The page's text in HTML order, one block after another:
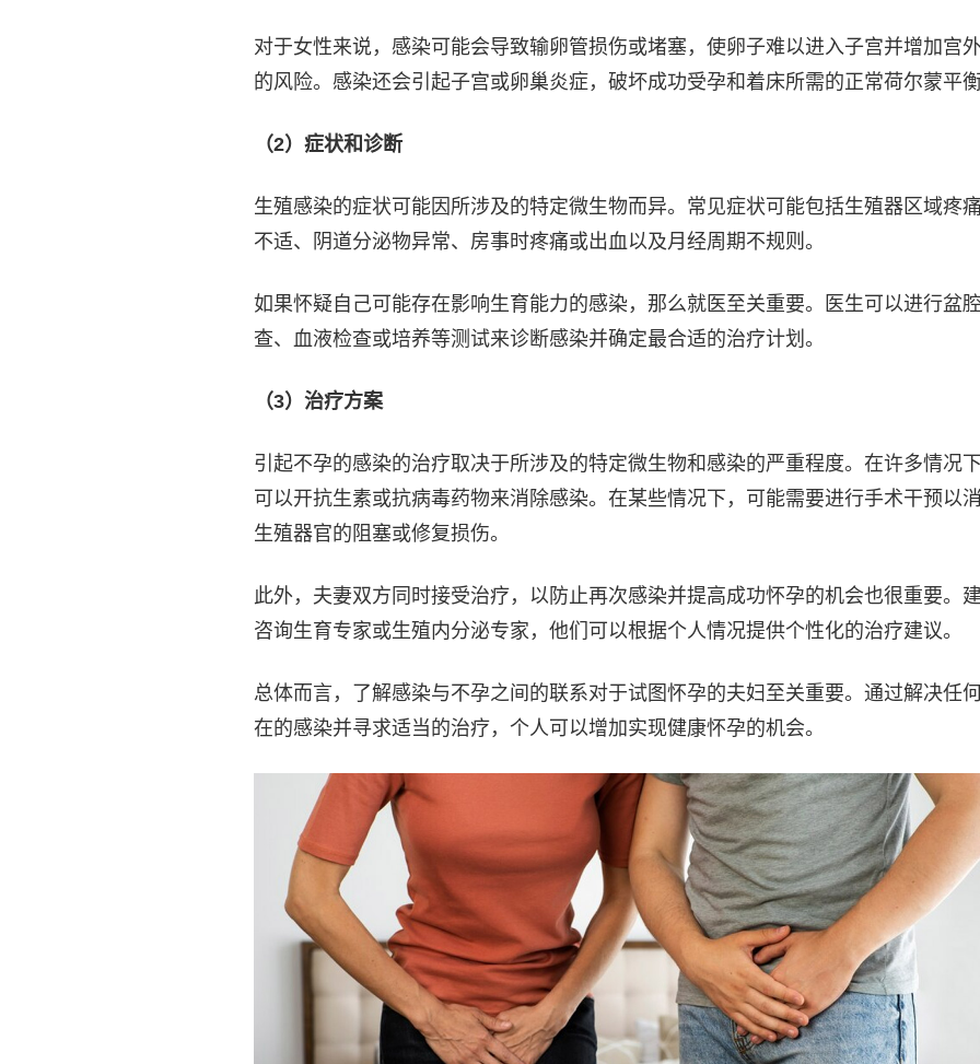
对于女性来说，感染可能会导致输卵管损伤或堵塞，使卵子难以进入子宫并增加宫
的风险。感染还会引起子宫或卵巢炎症，破坏成功受孕和着床所需的正常荷尔蒙平
（2）症状和诊断
生殖感染的症状可能因所涉及的特定微生物而异。常见症状可能包括生殖器区域疼
不适、阴道分泌物异常、房事时疼痛或出血以及月经周期不规则。
如果怀疑自己可能存在影响生育能力的感染，那么就医至关重要。医生可以进行盆
查、血液检查或培养等测试来诊断感染并确定最合适的治疗计划。
（3）治疗方案
引起不孕的感染的治疗取决于所涉及的特定微生物和感染的严重程度。在许多情况
可以开抗生素或抗病毒药物来消除感染。在某些情况下，可能需要进行手术干预以
生殖器官的阻塞或修复损伤。
此外，夫妻双方同时接受治疗，以防止再次感染并提高成功怀孕的机会也很重要。
咨询生育专家或生殖内分泌专家，他们可以根据个人情况提供个性化的治疗建议。
总体而言，了解感染与不孕之间的联系对于试图怀孕的夫妇至关重要。通过解决任
在的感染并寻求适当的治疗，个人可以增加实现健康怀孕的机会。